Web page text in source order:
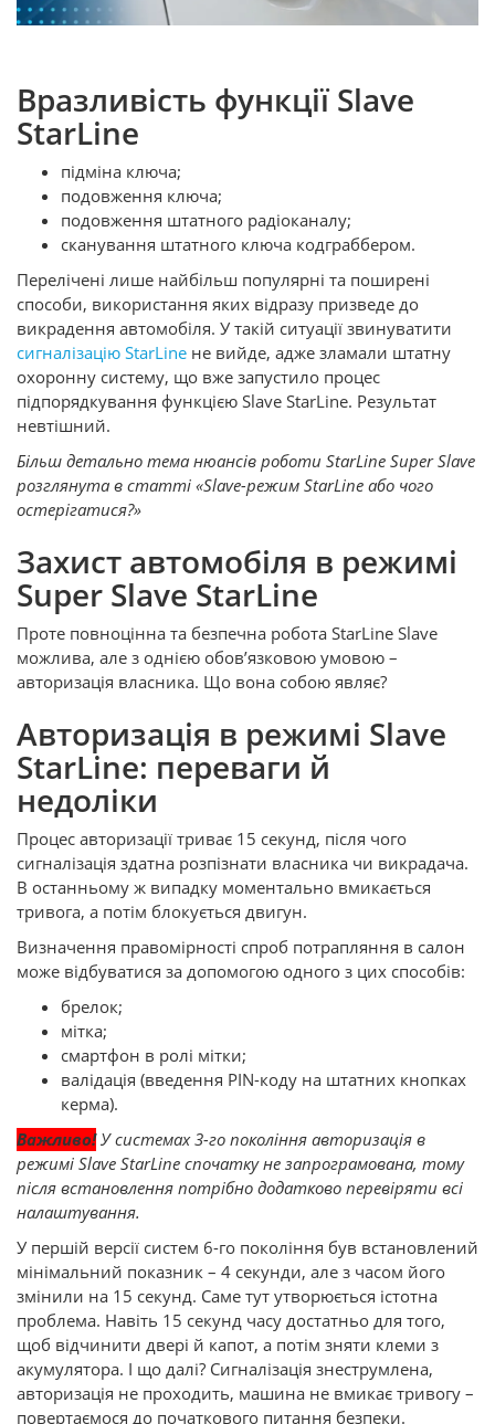
Вразливість функції Slave
StarLine
підміна ключа;
подовження ключа;
подовження штатного радіоканалу;
сканування штатного ключа кодграббером.
Перелічені лише найбільш популярні та поширені
способи, використання яких відразу призведе до
викрадення автомобіля. У такій ситуації звинуватити
сигналізацію StarLine не вийде, адже зламали штатну
охоронну систему, що вже запустило процес
підпорядкування функцією Slave StarLine. Результат
невтішний.
Більш детально тема нюансів роботи StarLine Super Slave
розглянута в статті «Slave-режим StarLine або чого
остерігатися?»
Захист автомобіля в режимі
Super Slave StarLine
Проте повноцінна та безпечна робота StarLine Slave
можлива, але з однією обов’язковою умовою –
авторизація власника. Що вона собою являє?
Авторизація в режимі Slave
StarLine: переваги й
недоліки
Процес авторизації триває 15 секунд, після чого
сигналізація здатна розпізнати власника чи викрадача.
В останньому ж випадку моментально вмикається
тривога, а потім блокується двигун.
Визначення правомірності спроб потрапляння в салон
може відбуватися за допомогою одного з цих способів:
брелок;
мітка;
смартфон в ролі мітки;
валідація (введення PIN-коду на штатних кнопках
керма).
Важливо!У системах 3-го покоління авторизація в
режимі Slave StarLine спочатку не запрограмована, тому
після встановлення потрібно додатково перевіряти всі
налаштування.
У першій версії систем 6-го покоління був встановлений
мінімальний показник – 4 секунди, але з часом його
змінили на 15 секунд. Саме тут утворюється істотна
проблема. Навіть 15 секунд часу достатньо для того,
щоб відчинити двері й капот, а потім зняти клеми з
акумулятора. І що далі? Сигналізація знеструмлена,
авторизація не проходить, машина не вмикає тривогу –
повертаємося до початкового питання безпеки.